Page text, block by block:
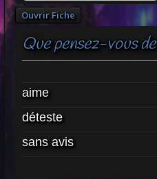
Ouvrir Fiche
Que pensez-vous
aime
déteste
sans avis